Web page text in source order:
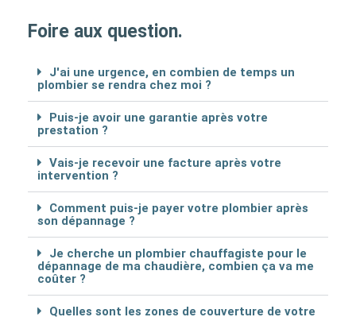
Foire aux question.
J'ai une urgence, en combien de temps un
plombier se rendra chez moi ?
Puis-je avoir une garantie après votre
prestation ?
Vais-je recevoir une facture après votre
intervention ?
Comment puis-je payer votre plombier après
son dépannage ?
Je cherche un plombier chauffagiste pour le
dépannage de ma chaudière, combien ça va me
coûter ?
Quelles sont les zones de couverture de votre